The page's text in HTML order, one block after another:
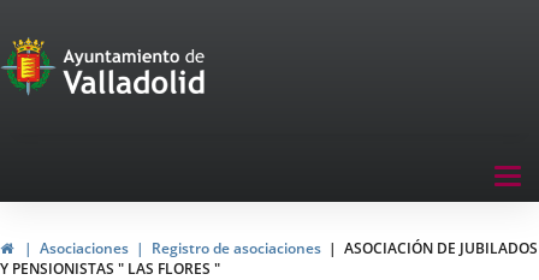
Portal
de
navegación
InicioAsociaciones Registro de asociaciones
ASOCIACIÓN DE JUBILADOS
Y PENSIONISTAS " LAS FLORES "